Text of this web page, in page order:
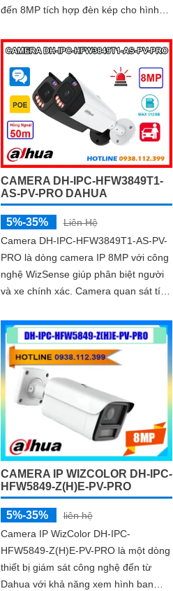
đến 8MP tích hợp đèn kép cho hình
ngoại 30m, camera đảm bảo ghi hình
Hỗ trợ khe thẻ nhớ lên đến 512GB,
tích hợp micro ghi âm, chuẩn POE và
khả năng nhận diện chính xác người
và phương tiện giám sát an ninh tốt
CAMERA DH-IPC-HFW3849T1-
AS-PV-PRO DAHUA
5%-35%
Liên Hệ
Camera DH-IPC-HFW3849T1-AS-PV-
PRO là dòng camera IP 8MP với công
nghệ WizSense giúp phân biệt người
và xe chính xác. Camera quan sát tích
khe thẻ nhớ lên đến 512GB cùng hệ
thống cảnh báo chủ động với đèn
xanh đỏ và âm thanh
CAMERA IP WIZCOLOR DH-IPC-
HFW5849-Z(H)E-PV-PRO
5%-35%
liên hệ
Camera IP WizColor DH-IPC-
HFW5849-Z(H)E-PV-PRO là một dòng
thiết bị giám sát công nghệ đến từ
Dahua với khả năng xem hình ban